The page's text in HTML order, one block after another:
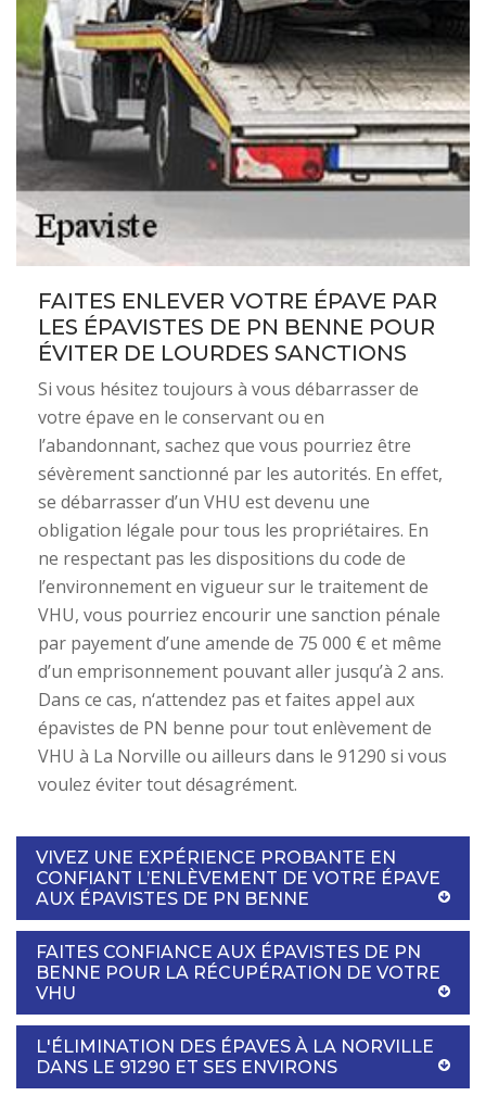
FAITES ENLEVER VOTRE ÉPAVE PAR
LES ÉPAVISTES DE PN BENNE POUR
ÉVITER DE LOURDES SANCTIONS
Si vous hésitez toujours à vous débarrasser de
votre épave en le conservant ou en
l’abandonnant, sachez que vous pourriez être
sévèrement sanctionné par les autorités. En effet,
se débarrasser d’un VHU est devenu une
obligation légale pour tous les propriétaires. En
ne respectant pas les dispositions du code de
l’environnement en vigueur sur le traitement de
VHU, vous pourriez encourir une sanction pénale
par payement d’une amende de 75 000 € et même
d’un emprisonnement pouvant aller jusqu’à 2 ans.
Dans ce cas, n‘attendez pas et faites appel aux
épavistes de PN benne pour tout enlèvement de
VHU à La Norville ou ailleurs dans le 91290 si vous
voulez éviter tout désagrément.
VIVEZ UNE EXPÉRIENCE PROBANTE EN
CONFIANT L’ENLÈVEMENT DE VOTRE ÉPAVE
AUX ÉPAVISTES DE PN BENNE
FAITES CONFIANCE AUX ÉPAVISTES DE PN
BENNE POUR LA RÉCUPÉRATION DE VOTRE
VHU
L'ÉLIMINATION DES ÉPAVES À LA NORVILLE
DANS LE 91290 ET SES ENVIRONS